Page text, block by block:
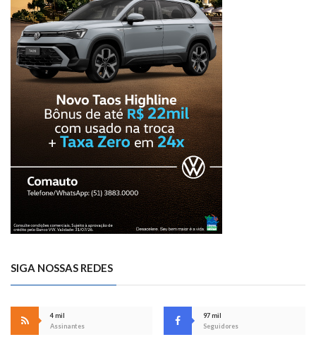
SIGA NOSSAS REDES
4 mil
Assinantes
97 mil
Seguidores